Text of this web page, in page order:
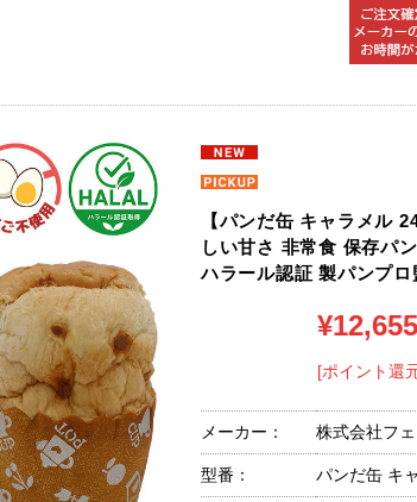
【パンだ缶 キャラメル
しい甘さ 非常食 保存パ
ハラール認証 製パンプロ
¥12,655
[ポイント還
メーカー： 株式会社フ
型番： パンだ缶 キ